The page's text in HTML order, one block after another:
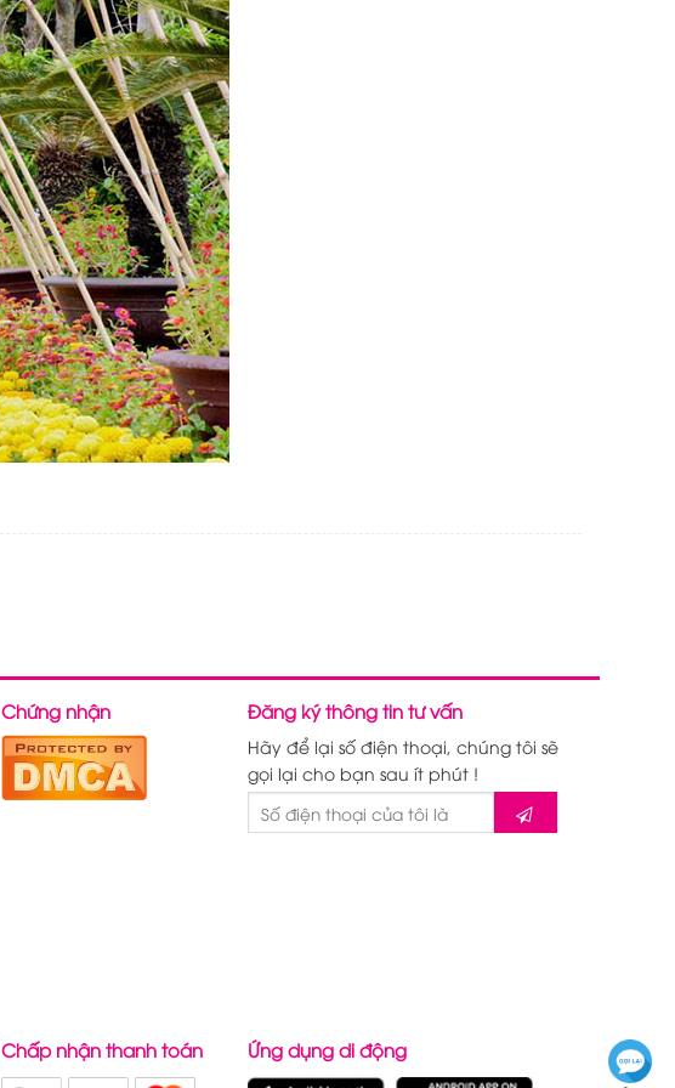
Chứng nhận Đăng ký thông tin tư vấn
Hãy để lại số điện thoại, chúng tôi sẽ
gọi lại cho bạn sau ít phút !
Chấp nhận thanh toán Ứng dụng di động